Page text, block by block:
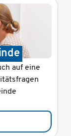
auf eine